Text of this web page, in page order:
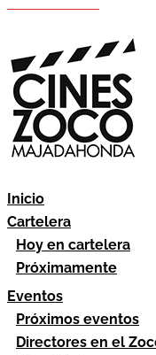
Inicio
Cartelera
Hoy en cartelera
Próximamente
Eventos
Próximos eventos
Directores en el